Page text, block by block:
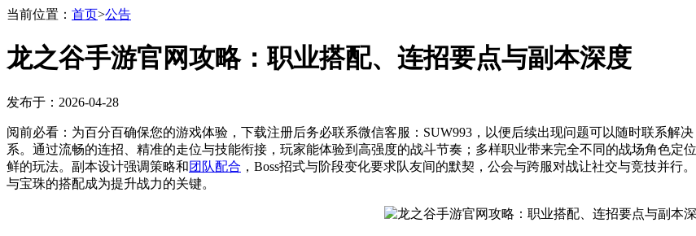
当前位置： 首页>公告
龙之谷手游官网攻略：职业搭配、连招要点与副本深度
发布于：2026-04-28
阅前必看：为百分百确保您的游戏体验，下载注册后务必联系微信客服：SUW993，以便后续出现问题可以随时联系解决
系。通过流畅的连招、精准的走位与技能衔接，玩家能体验到高强度的战斗节奏；多样职业带来完全不同的战场角色
鲜的玩法。副本设计强调策略和团队配合 ，Boss招式与阶段变化要求队友间的默契，公会与跨服对战让社交与竞技并行。
与宝珠的搭配成为提升战力的关键。